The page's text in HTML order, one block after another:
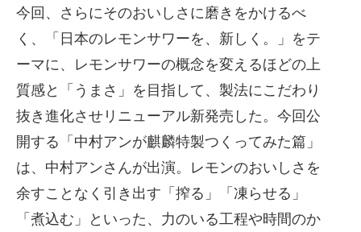
今回、さらにそのおいしさに磨きをかけるべ
く、「⽇本のレモンサワーを、新しく。」をテ
ーマに、レモンサワーの概念を変えるほどの上
質感と「うまさ」を⽬指して、製法にこだわり
抜き進化させリニューアル新発売した。今回公
開する「中村アンが麒麟特製つくってみた篇」
は、中村アンさんが出演。レモンのおいしさを
余すことなく引き出す「搾る」「凍らせる」
「煮込む」といった、⼒のいる⼯程や時間のか